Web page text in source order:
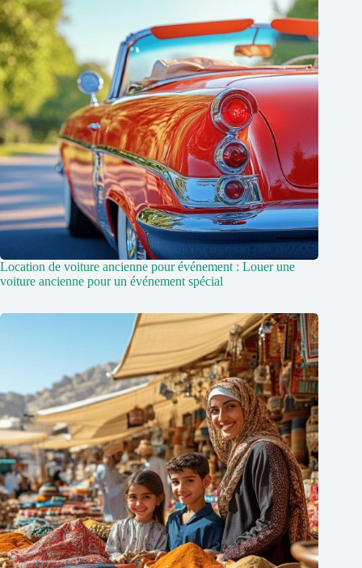
Location de voiture ancienne pour événement : Louer une
voiture ancienne pour un événement spécial